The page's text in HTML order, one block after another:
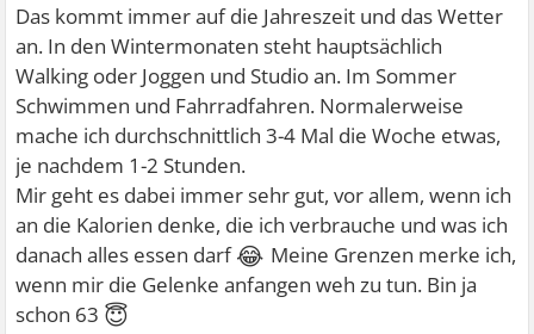
Das kommt immer auf die Jahreszeit und das Wetter
an. In den Wintermonaten steht hauptsächlich
Walking oder Joggen und Studio an. Im Sommer
Schwimmen und Fahrradfahren. Normalerweise
mache ich durchschnittlich 3-4 Mal die Woche etwas,
je nachdem 1-2 Stunden.
Mir geht es dabei immer sehr gut, vor allem, wenn ich
an die Kalorien denke, die ich verbrauche und was ich
danach alles essen darf😂 Meine Grenzen merke ich,
wenn mir die Gelenke anfangen weh zu tun. Bin ja
schon 63 😇